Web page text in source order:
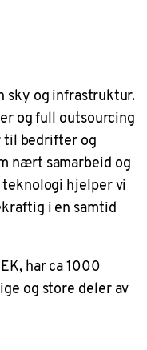
sky og infrastruktur.
og full outsourcing
til bedrifter og
nært samarbeid og
teknologi hjelper vi
i en samtid
har ca 1000
og store deler av